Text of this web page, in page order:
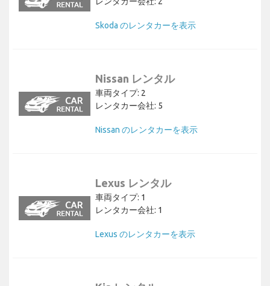
レンタカー会社: 2
Skoda のレンタカーを表示
Nissan レンタル
車両タイプ: 2
レンタカー会社: 5
Nissan のレンタカーを表示
Lexus レンタル
車両タイプ: 1
レンタカー会社: 1
Lexus のレンタカーを表示